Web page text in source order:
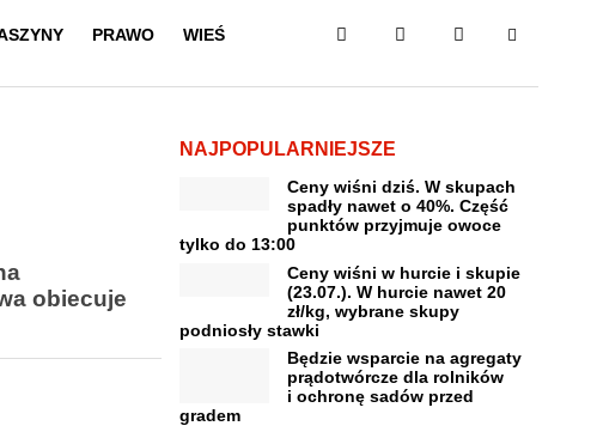
PRAWO WIEŚ
obiecuje
NAJPOPULARNIEJSZE
Ceny wiśni dziś. W skupach
spadły nawet o 40%. Część
punktów przyjmuje owoce
tylko do 13:00
Ceny wiśni w hurcie i skupie
(23.07.). W hurcie nawet 20
zł/kg, wybrane skupy
podniosły stawki
Będzie wsparcie na agregaty
prądotwórcze dla rolników
i ochronę sadów przed
gradem